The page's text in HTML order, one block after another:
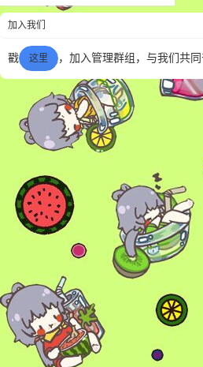
运费参数规格：见下图周边样图
加入我们
戳 这里 ，加入管理群组，与我们共同
您没有权限发布内容，请购
限。
忘记密码？ 找回